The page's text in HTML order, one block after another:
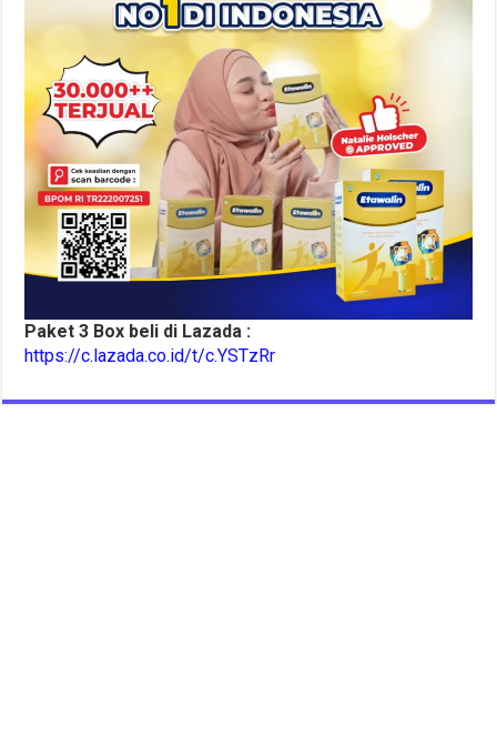
Paket 3 Box beli di Lazada :
https://c.lazada.co.id/t/c.YSTzRr